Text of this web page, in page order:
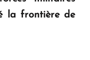
la frontière de